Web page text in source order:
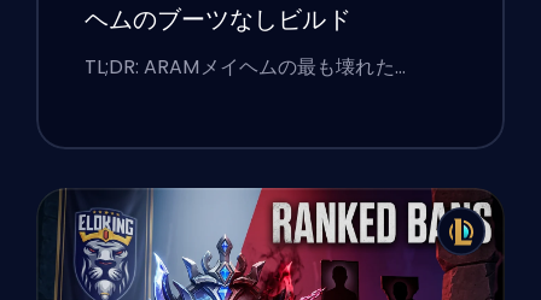
ヘムのブーツなしビルド
TL;DR: ARAMメイヘムの最も壊れた…